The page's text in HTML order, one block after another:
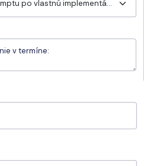
Objav silu AI: Od prvého promptu po vlastnú implementáciu